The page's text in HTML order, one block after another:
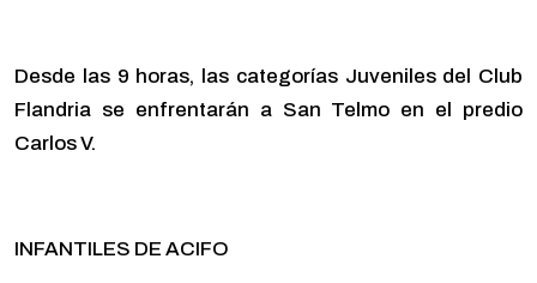
Desde las 9 horas, las categorías Juveniles del Club
Flandria se enfrentarán a San Telmo en el predio
Carlos V.
INFANTILES DE ACIFO